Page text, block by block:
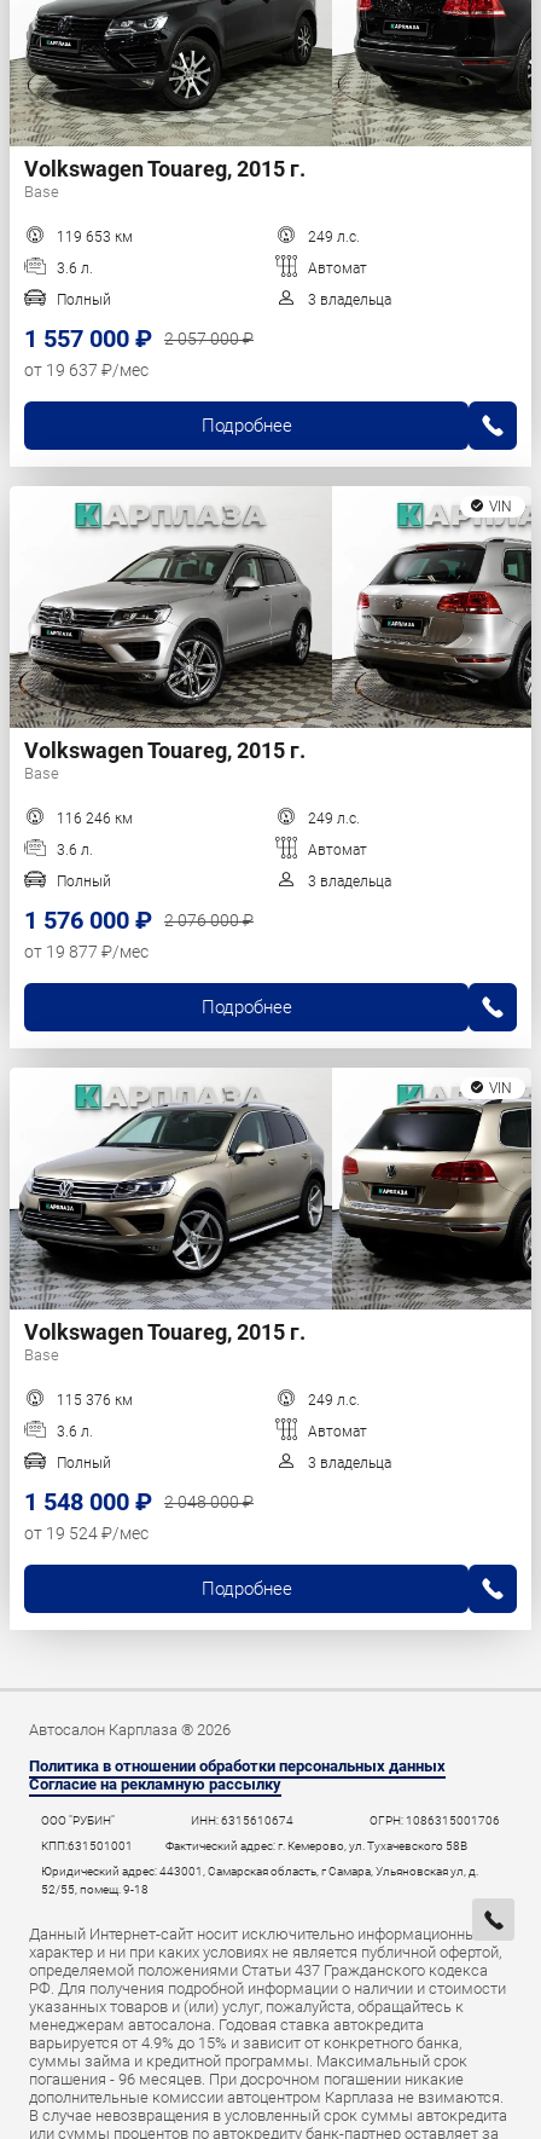
Volkswagen Touareg, 2015 г.
Base
119 653 км
249 л.с.
3.6 л.
Автомат
Полный
3 владельца
1 557 000 ₽
2 057 000 ₽
от 19 637 ₽/мес
Подробнее
VIN
Volkswagen Touareg, 2015 г.
Base
116 246 км
249 л.с.
3.6 л.
Автомат
Полный
3 владельца
1 576 000 ₽
2 076 000 ₽
от 19 877 ₽/мес
Подробнее
VIN
Volkswagen Touareg, 2015 г.
Base
115 376 км
249 л.с.
3.6 л.
Автомат
Полный
3 владельца
1 548 000 ₽
2 048 000 ₽
от 19 524 ₽/мес
Подробнее
Автосалон Карплаза ® 2026
Политика в отношении обработки персональных данных
Согласие на рекламную рассылку
ООО "РУБИН" ИНН: 6315610674
ОГРН: 1086315001706
КПП:631501001
Фактический адрес: г. Кемерово, ул. Тухачевского 58В
Юридический адрес: 443001, Самарская область, г Самара, Ульяновская ул, д.
52/55, помещ. 9-18
Данный Интернет-сайт носит исключительно информационный
характер и ни при каких условиях не является публичной офертой,
определяемой положениями Статьи 437 Гражданского кодекса
РФ. Для получения подробной информации о наличии и стоимости
указанных товаров и (или) услуг, пожалуйста, обращайтесь к
менеджерам автосалона. Годовая ставка автокредита
варьируется от 4.9% до 15% и зависит от конкретного банка,
суммы займа и кредитной программы. Максимальный срок
погашения - 96 месяцев. При досрочном погашении никакие
дополнительные комиссии автоцентром Карплаза не взимаются.
В случае невозвращения в условленный срок суммы автокредита
или суммы процентов по автокредиту банк-партнер оставляет за